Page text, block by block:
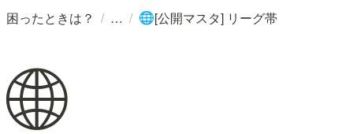
困ったときは？ / / 🌐[公開マスタ] リーグ帯
🌐